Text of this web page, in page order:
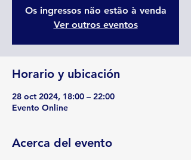
Os ingressos não estão à venda
Ver outros eventos
Horario y ubicación
28 oct 2024, 18:00 – 22:00
Evento Online
Acerca del evento